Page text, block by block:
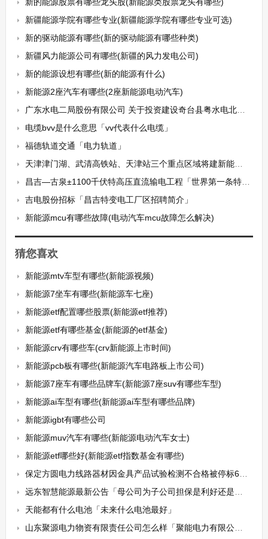
新疆能源学院有哪些专业(新疆能源学院有哪些专业可选)
新的驱动能源有哪些(新的驱动能源有哪些种类)
新疆风力能源公司有哪些(新疆的风力发电公司)
新的能源设想有哪些(新的能源有什么)
新能源2座汽车有哪些(2座新能源电动汽车)
广东水电二局股份有限公司 关于投资建设奇台县粤水电北塔山风力发电场一期50MW项目并为其融资提供担保的公告
电缆bvv是什么意思「vv代表什么电缆」
福德轨道交通「电力轨道」
天津津门湖、武清高铁站、天津站三个重点区域将建新能源车充换电示范站
昌吉—古泉±1100千伏特高压直流输电工程「世界第一条特高压直流工程」
吉电股份招标「昌吉特变电工厂区招聘简介」
新能源mcu有哪些故障(电动汽车mcu故障怎么解决)
猜您喜欢
新能源mtv车型有哪些(新能源视频)
新能源7坐车有哪些(新能源车七座)
新能源etf配置哪些股票(新能源etf推荐)
新能源etf有哪些基金(新能源的etf基金)
新能源crv有哪些车(crv新能源上市时间)
新能源pcb板有哪些(新能源汽车电路板上市公司)
新能源7座车有哪些品牌车(新能源7座suv有哪些车型)
新能源ai车型有哪些(新能源ai车型有哪些品牌)
新能源igbt有哪些公司
新能源muv汽车有哪些(新能源电动汽车女士)
新能源etf哪些好(新能源etf指数基金有哪些)
保定方圆电力线路器材因金具产品试验检测不合格被停标6个月
远东智慧能源最新公告「母公司为子公司担保是利好还是利空」
天能都有什么电池「未来什么电池最好」
山东聚源电力物资有限责任公司怎么样「聚能电力有限公司」